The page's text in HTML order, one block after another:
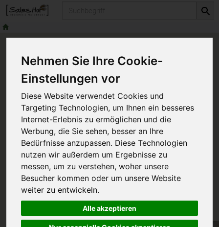
Nehmen Sie Ihre Cookie-
Einstellungen vor
Diese Website verwendet Cookies und
Targeting Technologien, um Ihnen ein besseres
Internet-Erlebnis zu ermöglichen und die
Werbung, die Sie sehen, besser an Ihre
Bedürfnisse anzupassen. Diese Technologien
nutzen wir außerdem um Ergebnisse zu
messen, um zu verstehen, woher unsere
Besucher kommen oder um unsere Website
weiter zu entwickeln.
Alle akzeptieren
Nachhaltige
Bildungsangebote &
Beratung
02955-442 987 0 info@salms-
hof.de +49 151 53510361